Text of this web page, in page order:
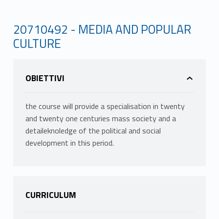
20710492 - MEDIA AND POPULAR
CULTURE
OBIETTIVI
the course will provide a specialisation in twenty
and twenty one centuries mass society and a
detaileknoledge of the political and social
development in this period.
CURRICULUM